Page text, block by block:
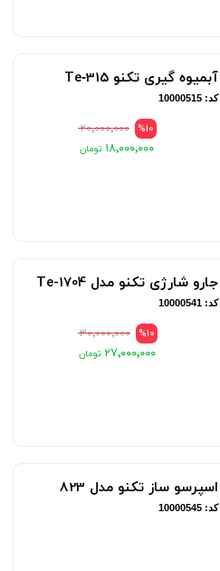
آبمیوه گیری تکنو Te‑315
کد: 10000515
%10 ۲۰٬۰۰۰٬۰۰۰
۱۸٬۰۰۰٬۰۰۰
جارو شارژی تکنو مدل Te-1704
کد: 10000541
%10 ۳۰٬۰۰۰٬۰۰۰
۲۷٬۰۰۰٬۰۰۰
اسپرسو ساز تکنو مدل 823
کد: 10000545